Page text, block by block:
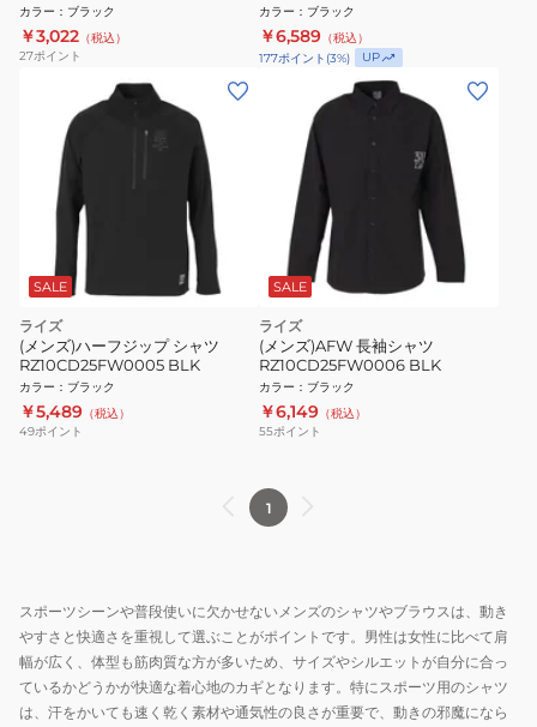
カラー ： ブラック
￥3,022 （税込）
27ポイント
カラー ： ブラック
￥6,589 （税込）
177ポイント (3%) UP
SALE
ライズ
(メンズ)ハーフジップ シャツ
RZ10CD25FW0005 BLK
カラー ： ブラック
￥5,489 （税込）
49ポイント
SALE
ライズ
(メンズ)AFW 長袖シャツ
RZ10CD25FW0006 BLK
カラー ： ブラック
￥6,149 （税込）
55ポイント
1
スポーツシーンや普段使いに欠かせないメンズのシャツやブラウスは、動き
やすさと快適さを重視して選ぶことがポイントです。男性は女性に比べて肩
幅が広く、体型も筋肉質な方が多いため、サイズやシルエットが自分に合っ
ているかどうかが快適な着心地のカギとなります。特にスポーツ用のシャツ
は、汗をかいても速く乾く素材や通気性の良さが重要で、動きの邪魔になら